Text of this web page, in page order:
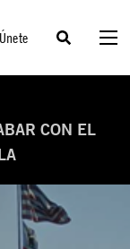
Únete
CON EL